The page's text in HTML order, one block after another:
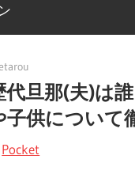
旦那(夫)は誰
子供について
Pocket